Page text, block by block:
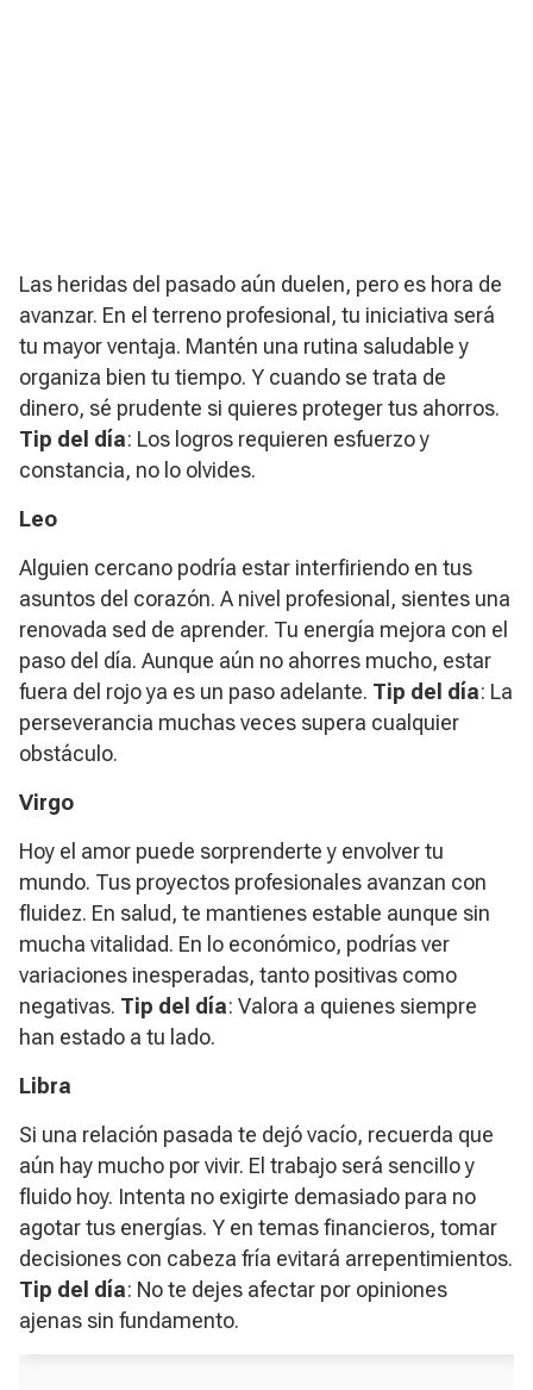
Las heridas del pasado aún duelen, pero es hora de
avanzar. En el terreno profesional, tu iniciativa será
tu mayor ventaja. Mantén una rutina saludable y
organiza bien tu tiempo. Y cuando se trata de
dinero, sé prudente si quieres proteger tus ahorros.
Tip del día: Los logros requieren esfuerzo y
constancia, no lo olvides.
Leo
Alguien cercano podría estar interfiriendo en tus
asuntos del corazón. A nivel profesional, sientes una
renovada sed de aprender. Tu energía mejora con el
paso del día. Aunque aún no ahorres mucho, estar
fuera del rojo ya es un paso adelante. Tip del día: La
perseverancia muchas veces supera cualquier
obstáculo.
Virgo
Hoy el amor puede sorprenderte y envolver tu
mundo. Tus proyectos profesionales avanzan con
fluidez. En salud, te mantienes estable aunque sin
mucha vitalidad. En lo económico, podrías ver
variaciones inesperadas, tanto positivas como
negativas. Tip del día: Valora a quienes siempre
han estado a tu lado.
Libra
Si una relación pasada te dejó vacío, recuerda que
aún hay mucho por vivir. El trabajo será sencillo y
fluido hoy. Intenta no exigirte demasiado para no
agotar tus energías. Y en temas financieros, tomar
decisiones con cabeza fría evitará arrepentimientos.
Tip del día: No te dejes afectar por opiniones
ajenas sin fundamento.